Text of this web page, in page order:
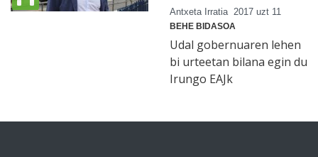
Antxeta Irratia 2017 uzt 11
BEHE BIDASOA
Udal gobernuaren lehen
bi urteetan bilana egin du
Irungo EAJk